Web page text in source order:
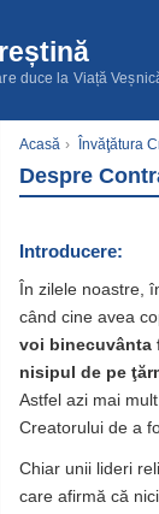
duce la Viață
Acasă › Învăţătura
Despre
Introducere:
În zilele noastre,
când cine avea
voi binecuvânta
nisipul de pe
Astfel azi mai
Creatorului de a
Chiar unii lideri
care afirmă că